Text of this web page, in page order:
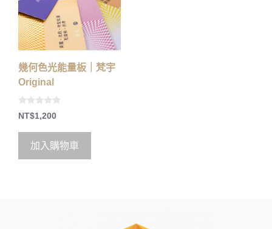
幾何色光能量板｜梵宇
Original
0
o
5
NT$1,200
加入購物車